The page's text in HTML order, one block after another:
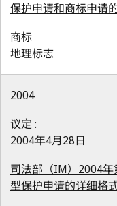
保护申请和商标申请
商标
地理标志
2004
议定 :
2004年4月28日
司法部（IM）2004年
型保护申请的详细格